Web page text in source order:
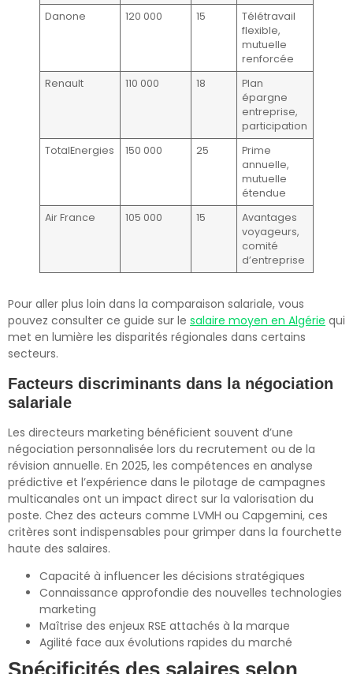
Danone
120 000 15
Télétravail
flexible,
mutuelle
renforcée
Renault
110 000 18
Plan
épargne
entreprise,
participation
TotalEnergies
150 000 25
Prime
annuelle,
mutuelle
étendue
Air France
105 000 15
Avantages
voyageurs,
comité
d’entreprise
Pour aller plus loin dans la comparaison salariale, vous
pouvez consulter ce guide sur le salaire moyen en Algérie qui
met en lumière les disparités régionales dans certains
secteurs.
Facteurs discriminants dans la négociation
salariale
Les directeurs marketing bénéficient souvent d’une
négociation personnalisée lors du recrutement ou de la
révision annuelle. En 2025, les compétences en analyse
prédictive et l’expérience dans le pilotage de campagnes
multicanales ont un impact direct sur la valorisation du
poste. Chez des acteurs comme LVMH ou Capgemini, ces
critères sont indispensables pour grimper dans la fourchette
haute des salaires.
Capacité à influencer les décisions stratégiques
Connaissance approfondie des nouvelles technologies
marketing
Maîtrise des enjeux RSE attachés à la marque
Agilité face aux évolutions rapides du marché
Spécificités des salaires selon